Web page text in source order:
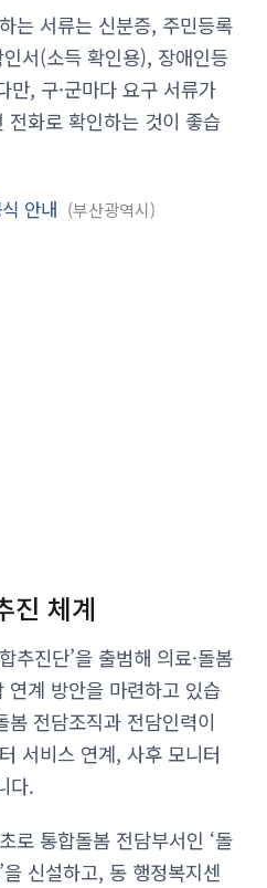
는 서류는 신분증, 주민등록
서(소득 확인용), 장애인등
만, 구·군마다 요구 서류가
전화로 확인하는 것이 좋습
안내 부산광역시
진 체계
추진단’을 출범해 의료·돌봄
연계 방안을 마련하고 있습
봄 전담조직과 전담인력이
서비스 연계, 사후 모니터
다.
로 통합돌봄 전담부서인 ‘돌
을 신설하고, 동 행정복지센